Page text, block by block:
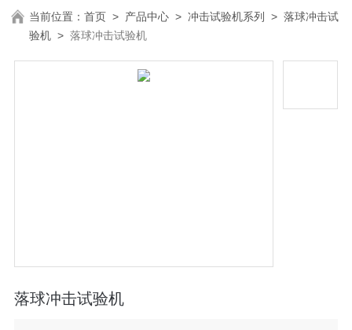
当前位置：首页 > 产品中心 >冲击试验机系列 >落球冲击试
验机 >落球冲击试验机
落球冲击试验机